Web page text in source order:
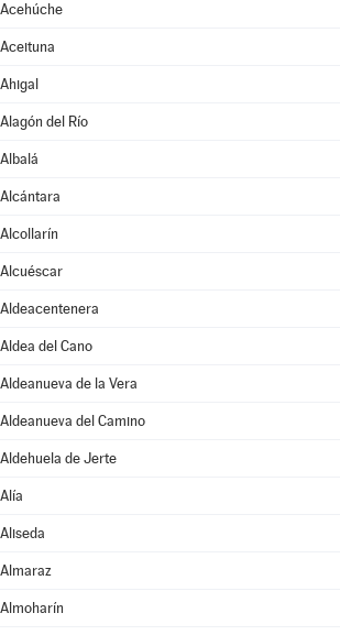
Acehúche
Aceituna
Ahigal
Alagón del Río
Albalá
Alcántara
Alcollarín
Alcuéscar
Aldeacentenera
Aldea del Cano
Aldeanueva de la Vera
Aldeanueva del Camino
Aldehuela de Jerte
Alía
Aliseda
Almaraz
Almoharín